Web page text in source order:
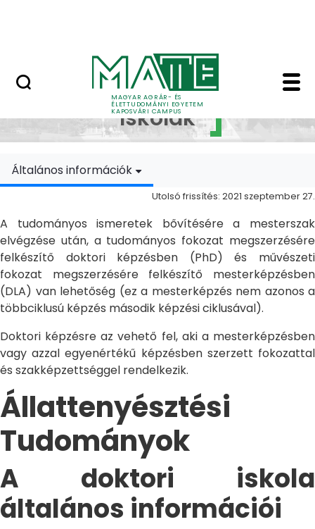
MAGYAR AGRÁR- ÉS
ÉLETTUDOMÁNYI EGYETEM
KAPOSVÁRI CAMPUS
Doktori Iskolák -
Doktori
Iskolák
Általános információk
Utolsó frissítés: 2021 szeptember 27.
A tudományos ismeretek bővítésére a mesterszak
elvégzése után, a tudományos fokozat megszerzésére
felkészítő doktori képzésben (PhD) és művészeti
fokozat megszerzésére felkészítő mesterképzésben
(DLA) van lehetőség (ez a mesterképzés nem azonos a
többciklusú képzés második képzési ciklusával).
Doktori képzésre az vehető fel, aki a mesterképzésben
vagy azzal egyenértékű képzésben szerzett fokozattal
és szakképzettséggel rendelkezik.
Állattenyésztési
Tudományok
A doktori iskola
általános információi